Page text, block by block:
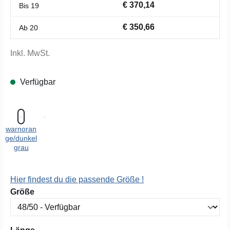
Bis 19 € 370,14
Ab 20 € 350,66
Inkl. MwSt.
Verfügbar
warnoran
ge/dunkel
grau
Hier findest du die passende Größe !
Größeauswählen